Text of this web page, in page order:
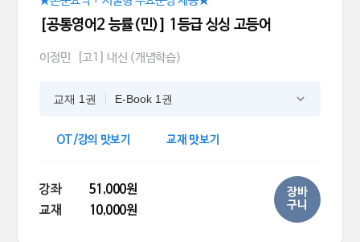
[공통영어2 능률(민)] 1등급 싱싱 고등어
이정민 [고1] 내신 (개념학습)
교재 1권 E-Book 1권
OT/강의 맛보기 교재 맛보기
강좌
51,000원
교재
10,000원
장바
구니